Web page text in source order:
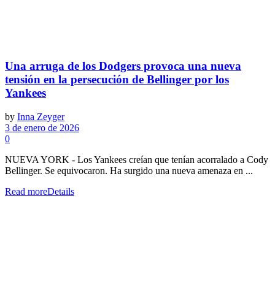
Una arruga de los Dodgers provoca una nueva
tensión en la persecución de Bellinger por los
Yankees
by Inna Zeyger
3 de enero de 2026
0
NUEVA YORK - Los Yankees creían que tenían acorralado a Cody
Bellinger. Se equivocaron. Ha surgido una nueva amenaza en ...
Read moreDetails